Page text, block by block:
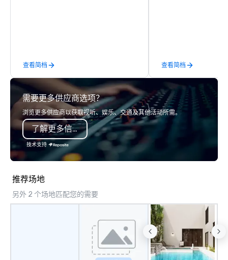
查看简档
that are accessible to
of our corporate
NFL, Formula 1,
Johnson, Comcast,
Lululemon, Hilton,
Amazon, Coca Cola,
BizBash + more!
查看简档
需要更多供应商选项？
浏览更多供应商以获取视听、娱乐、交通及其他活动所需。
了解更多信息
技术支持
推荐场地
另外 2 个场地匹配您的需要